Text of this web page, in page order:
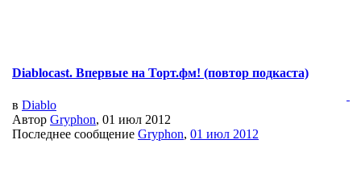
Diablocast. Впервые на Торт.фм! (повтор подкаста)
в Diablo
Автор Gryphon, 01 июл 2012
Последнее сообщение Gryphon, 01 июл 2012